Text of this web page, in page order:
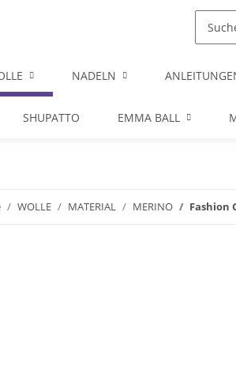
NADELN
SHUPATTO EMMA BALL
WOLLE MATERIAL MERINO Fashion